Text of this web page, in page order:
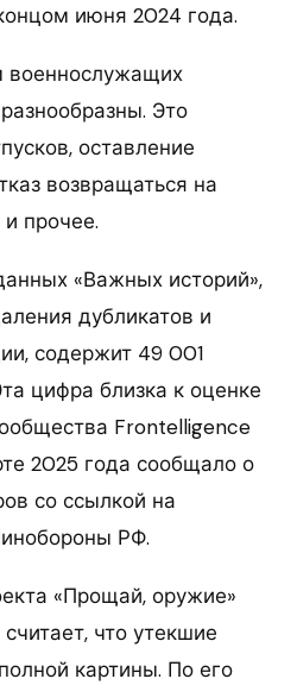
июня 2024 года.
военнослужащих
Это
оставление
возвращаться на
прочее.
«Важных историй»,
дубликатов и
содержит 49 001
цифра близка к оценке
Frontelligence
2025 года сообщало о
со ссылкой на
РФ.
«Прощай, оружие»
что утекшие
картины. По его